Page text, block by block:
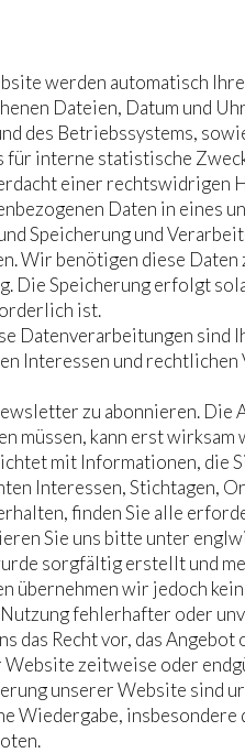
werden automatisch
Dateien, Datum und
des Betriebssystems,
interne statistische
einer rechtswidrigen
Daten in eines
Speicherung und
Wir benötigen diese
Die Speicherung erfolgt
ist.
Datenverarbeitungen
Interessen und
zu abonnieren.
müssen, kann erst wirksam
mit Informationen, die
Interessen, Stichtagen,
finden Sie alle
Sie uns bitte unter
sorgfältig erstellt und
wir jedoch
fehlerhafter oder
das Recht vor, das
zeitweise oder
unserer Website sind
Wiedergabe,